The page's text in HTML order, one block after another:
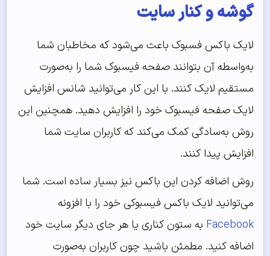
گوشه و کنار سایت
لایک باکس فسبوک باعث می‌شود که مخاطبان شما
به‌واسطه آن بتوانند صفحه فیسبوک شما را به‌صورت
مستقیم لایک کنند. با این کار می‌توانید شانس افزایش
لایک صفحه فیسبوک خود را افزایش دهید. همچنین این
روش به‌سادگی کمک می‌کند که کاربران سایت شما
افزایش پیدا کنند.
روش اضافه کردن این باکس نیز بسیار ساده است. شما
می‌توانید لایک باکس فیسبوکی خود را با افزونه
Facebook به ستون کناری یا هر جای دیگر سایت خود
اضافه کنید. مطمئن باشید چون کاربران به‌صورت